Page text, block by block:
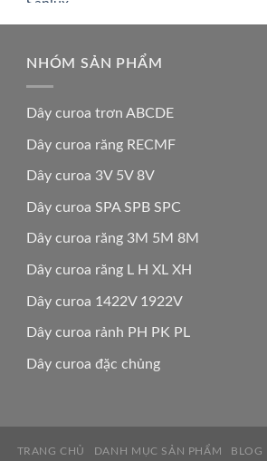
NHÓM SẢN PHẨM
Dây curoa trơn ABCDE
Dây curoa răng RECMF
Dây curoa 3V 5V 8V
Dây curoa SPA SPB SPC
Dây curoa răng 3M 5M 8M
Dây curoa răng L H XL XH
Dây curoa 1422V 1922V
Dây curoa rảnh PH PK PL
Dây curoa đặc chủng
TRANG CHỦ DANH MỤC SẢN PHẨM BLOG